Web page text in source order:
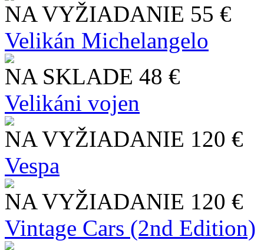
NA VYŽIADANIE 55 €
Velikán Michelangelo
NA SKLADE 48 €
Velikáni vojen
NA VYŽIADANIE 120 €
Vespa
NA VYŽIADANIE 120 €
Vintage Cars (2nd Edition)